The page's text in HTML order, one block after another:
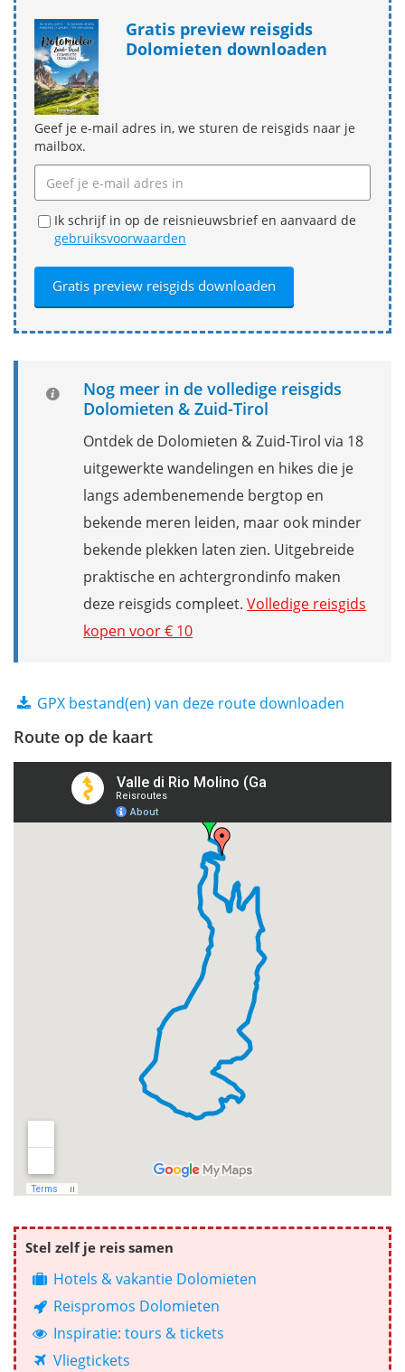
Gratis preview reisgids
Dolomieten downloaden
Geef je e-mail adres in, we sturen de reisgids naar je
mailbox.
Ik schrijf in op de reisnieuwsbrief en aanvaard de
gebruiksvoorwaarden
Nog meer in de volledige reisgids
Dolomieten & Zuid-Tirol
Ontdek de Dolomieten & Zuid-Tirol via 18
uitgewerkte wandelingen en hikes die je
langs adembenemende bergtop en
bekende meren leiden, maar ook minder
bekende plekken laten zien. Uitgebreide
praktische en achtergrondinfo maken
deze reisgids compleet.Volledige reisgids
kopen voor € 10
GPX bestand(en) van deze route downloaden
Route op de kaart
Stel zelf je reis samen
Hotels & vakantie Dolomieten
Reispromos Dolomieten
Inspiratie: tours & tickets
Vliegtickets